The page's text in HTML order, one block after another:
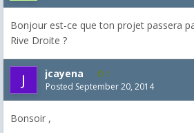
Bonjour est-ce que ton projet passera
Rive Droite ?
jcayena 1
Posted September 20, 2014
Bonsoir ,